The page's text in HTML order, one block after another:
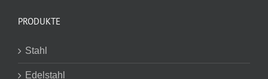
PRODUKTE
Stahl
Edelstahl